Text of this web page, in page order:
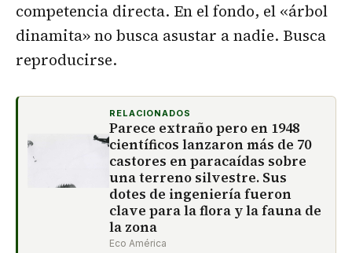
competencia directa. En el fondo, el «árbol
dinamita» no busca asustar a nadie. Busca
reproducirse.
RELACIONADOS
Parece extraño pero en 1948
científicos lanzaron más de 70
castores en paracaídas sobre
una terreno silvestre. Sus
dotes de ingeniería fueron
clave para la flora y la fauna de
la zona
Eco América